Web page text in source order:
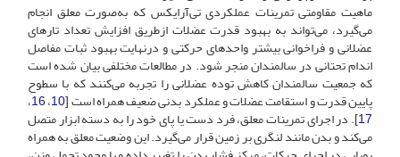
ماهیت مقاومتی تمرینات عملکردی تی‌آرایکس که به‌صورت معلق انجام
می‌گیرد، می‌تواند به بهبود قدرت عضلات از‌طریق افزایش تعداد تارهای
عضلانی و فراخوانی بیشتر واحدهای حرکتی و درنهایت بهبود ثبات مفاصل
اندام تحتانی در سالمندان منجر شود. در مطالعات مختلفی بیان‌ شده است
که جمعیت سالمندان کاهش توده عضلانی را تجربه می‌کنند که با سطوح
پایین قدرت و استقامت عضلات و عملکرد بدنی ضعیف همراه است [10،16،
17]. در اجرای تمرینات معلق، فرد دست یا پای خود را به دسته ابزار متصل
می‌کند و بدن مانند لنگری بر زمین قرار می‌گیرد. این وضعیت معلق به همراه